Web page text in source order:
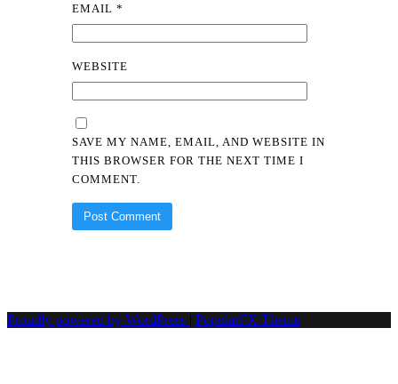
EMAIL*
WEBSITE
SAVE MY NAME, EMAIL, AND WEBSITE IN
THIS BROWSER FOR THE NEXT TIME I
COMMENT.
Proudly powered by WordPress PopularFX Theme